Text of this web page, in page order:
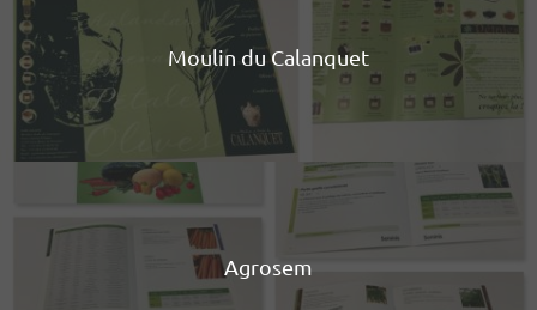
Moulin du Calanquet
Agrosem